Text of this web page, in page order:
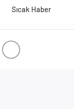
Sıcak Haber